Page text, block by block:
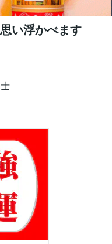
い浮かべます